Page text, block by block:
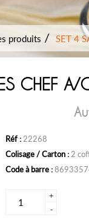
produits SET 4
CHEF
Réf : 22268
Colisage / Carton : 2
Code à barre :
+
-